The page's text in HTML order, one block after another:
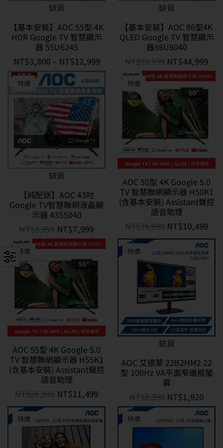
缺貨
【基本安裝】AOC 55型 4K
HDR Google TV 智慧顯示
器 55U6245
NT$3,800 – NT$12,999
缺貨
【基本安裝】AOC 86型4K
QLED Google TV 智慧顯示
器86U8040
NT$59,999 NT$44,999
特價
缺貨
【純配送】AOC 43吋
Google TV智慧聯網液晶顯
示器 43S5040
NT$8,999 NT$7,999
特價
AOC 50型 4K Google 5.0
TV 智慧聯網顯示器 H50K1
(含基本安裝) Assistant聲控
語音助理
NT$26,990 NT$10,499
特價
AOC 55型 4K Google 5.0
TV 智慧聯網顯示器 H55K1
(含基本安裝) Assistant聲控
語音助理
NT$26,990 NT$11,499
特價
缺貨
AOC 艾德蒙 22B2HM2 22
型 100Hz VA平面窄邊框螢
幕
NT$2,390 NT$1,920
特價 特價